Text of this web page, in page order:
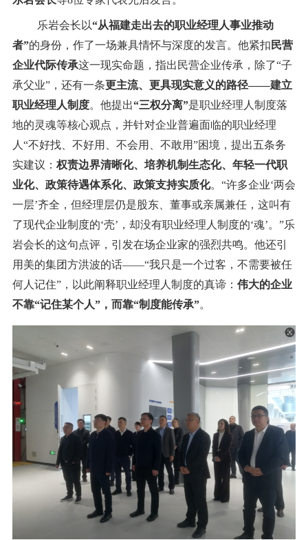
乐岩会长以“从福建走出去的职业经理人事业推动
者”的身份，作了一场兼具情怀与深度的发言。 他紧扣 民营
企业代际传承这一现实命题，指出民营企业传承，除了“子
承父业”，还有一条更主流、更具现实意义的路径——建立
职业经理人制度。他提出“三权分离”是职业经理人制度落
地的灵魂等核心观点， 并针对企业普遍面临的职业经理
人“不好找、不好用、不会用、不敢用”困境，提出五条务
实建议： 权责边界清晰化、培养机制生态化、年轻一代职
业化、政策待遇体系化、政策支持实质化。“许多企业‘两会
一层’齐全，但经理层仍是股东、董事或亲属兼任，这叫有
了现代企业制度的‘壳’，却没有职业经理人制度的‘魂’。”乐
岩会长的这句点评，引发在场企业家的强烈共鸣。他还引
用美的集团方洪波的话——“我只是一个过客，不需要被任
何人记住”，以此阐释职业经理人制度的真谛： 伟大的企业
不靠“记住某个人”，而靠“制度能传承”。